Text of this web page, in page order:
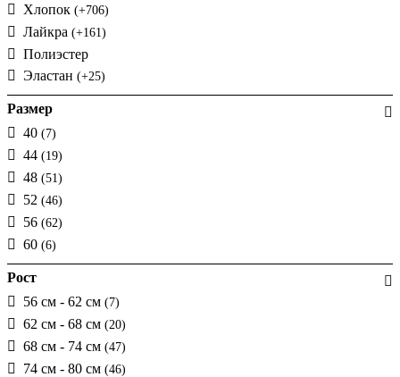
Хлопок (+706)
Лайкра (+161)
Полиэстер
Эластан (+25)
Размер
40 (7)
44 (19)
48 (51)
52 (46)
56 (62)
60 (6)
Рост
56 см - 62 см (7)
62 см - 68 см (20)
68 см - 74 см (47)
74 см - 80 см (46)